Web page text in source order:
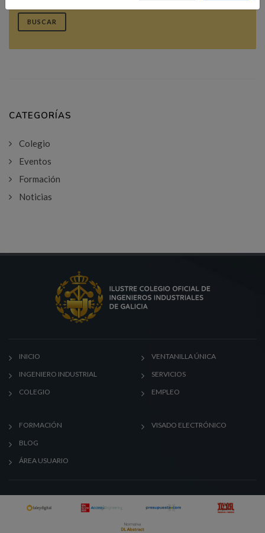
BUSCAR
CATEGORÍAS
Colegio
Eventos
Formación
Noticias
INICIO
INGENIERO INDUSTRIAL
COLEGIO
VENTANILLA ÚNICA
SERVICIOS
EMPLEO
FORMACIÓN
BLOG
ÁREA USUARIO
VISADO ELECTRÓNICO